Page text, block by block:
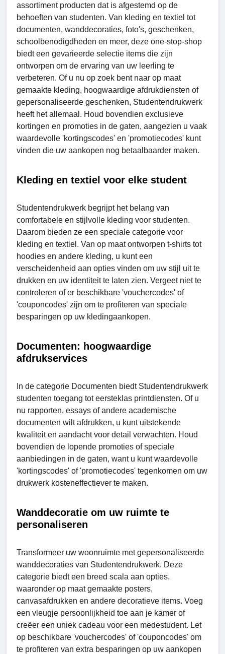
assortiment producten dat is afgestemd op de
behoeften van studenten. Van kleding en textiel tot
documenten, wanddecoraties, foto's, geschenken,
schoolbenodigdheden en meer, deze one-stop-shop
biedt een gevarieerde selectie items die zijn
ontworpen om de ervaring van uw leerling te
verbeteren. Of u nu op zoek bent naar op maat
gemaakte kleding, hoogwaardige afdrukdiensten of
gepersonaliseerde geschenken, Studеntеndrukwеrk
heeft het allemaal. Houd bovendien exclusieve
kortingen en promoties in de gaten, aangezien u vaak
waardevolle 'kortingscodes' en 'promotiecodes' kunt
vinden die uw aankopen nog betaalbaarder maken.
Kleding en textiel voor elke student
Studentendrukwerk begrijpt het belang van
comfortabele en stijlvolle kleding voor studenten.
Daarom bieden ze een speciale categorie voor
kleding en textiel. Van op maat ontworpen t-shirts tot
hoodies en andere kleding, u kunt een
verscheidenheid aan opties vinden om uw stijl uit te
drukken en uw identiteit te laten zien. Vergeet niet te
controleren of er beschikbare 'vouchercodes' of
'couponcodes' zijn om te profiteren van speciale
besparingen op uw kledingaankopen.
Documenten: hoogwaardige
afdrukservices
In de categorie Documenten biedt Studеntеndrukwerk
studenten toegang tot eersteklas printdiensten. Of u
nu rapporten, essays of andere academische
documenten wilt afdrukken, u kunt uitstekende
kwaliteit en aandacht voor detail verwachten. Houd
bovendien de lopende promoties of speciale
aanbiedingen in de gaten, want u kunt waardevolle
'kortingscodes' of 'promotiecodes' tegenkomen om uw
drukwerk kosteneffectiever te maken.
Wanddecoratie om uw ruimte te
personaliseren
Transformeer uw woonruimte met gepersonaliseerde
wanddecoraties van Studеntеndrukwеrk. Deze
categorie biedt een breed scala aan opties,
waaronder op maat gemaakte posters,
canvasafdrukken en andere decoratieve items. Voeg
een vleugje persoonlijkheid toe aan je kamer of
creëer een uniek cadeau voor een medestudent. Let
op beschikbare 'vouchercodes' of 'couponcodes' om
te profiteren van extra besparingen op uw aankopen